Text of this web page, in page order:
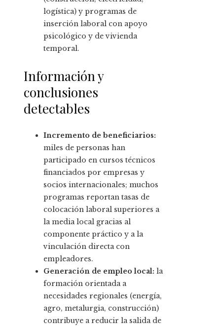
logística) y programas de
inserción laboral con apoyo
psicológico y de vivienda
temporal.
Información y
conclusiones
detectables
Incremento de beneficiarios:
miles de personas han
participado en cursos técnicos
financiados por empresas y
socios internacionales; muchos
programas reportan tasas de
colocación laboral superiores a
la media local gracias al
componente práctico y a la
vinculación directa con
empleadores.
Generación de empleo local: la
formación orientada a
necesidades regionales (energía,
agro, metalurgia, construcción)
contribuye a reducir la salida de